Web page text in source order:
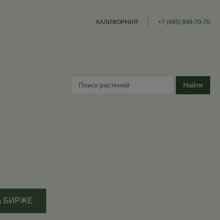
КАЛИФОРНИЯ +7 (495) 848-70-70
Найти
БИРЖЕ